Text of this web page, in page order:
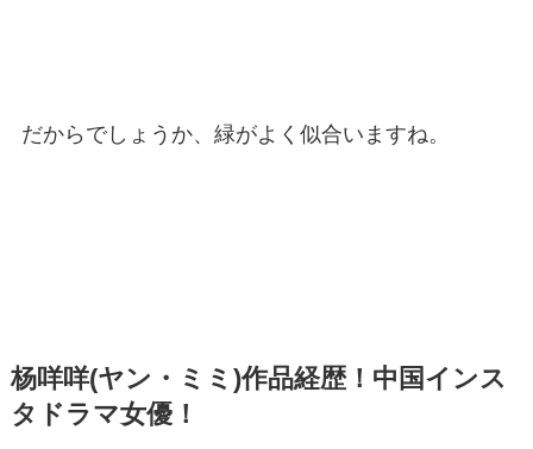
だからでしょうか、緑がよく似合いますね。
杨咩咩(ヤン・ミミ)作品経歴！中国インス
タドラマ女優！